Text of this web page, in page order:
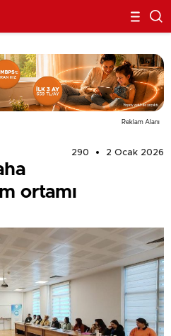
Reklam Alanı
290
2 Ocak 2026
ortamı